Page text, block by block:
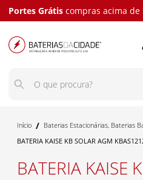
Portes Grátis compras acima
Início / Baterias Estacionárias, Baterias
BATERIA KAISE KB SOLAR AGM
BATERIA KAISE